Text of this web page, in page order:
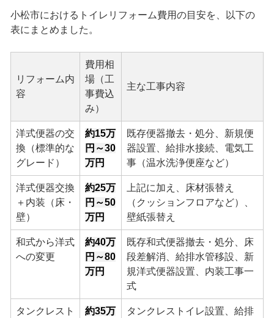
小松市におけるトイレリフォーム費用の目安を、以下の
表にまとめました。
リフォーム内
容
費用相
場（工
事費込
み）
主な工事内容
洋式便器の交
換（標準的な
グレード）
約15万
円～30
万円
既存便器撤去・処分、新規便
器設置、給排水接続、電気工
事（温水洗浄便座など）
洋式便器交換
＋内装（床・
壁）
約25万
円～50
万円
上記に加え、床材張替え
（クッションフロアなど）、
壁紙張替え
和式から洋式
への変更
約40万
円～80
万円
既存和式便器撤去・処分、床
段差解消、給排水管移設、新
規洋式便器設置、内装工事一
式
タンクレスト
約35万
タンクレストイレ設置、給排